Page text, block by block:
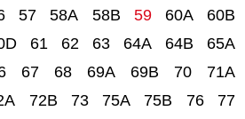
57 58A 58B 59 60A
60B
61 62 63 64A 64B
65A
67 68 69A 69B 70
71A
72B 73 75A 75B 76
77